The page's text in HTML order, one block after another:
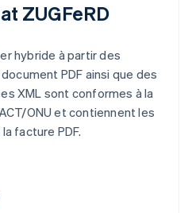
ZUGFeRD
hybride à partir des
PDF ainsi que des
XML sont conformes à la
ONU et contiennent les
facture PDF.